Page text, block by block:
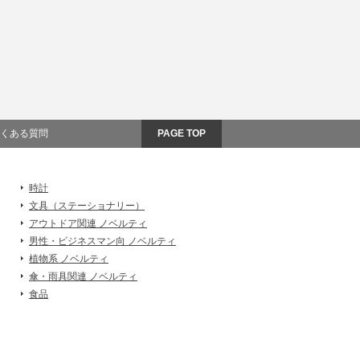
ある質問 PAGE TOP
時計
文具（ステーショナリー）
アウトドア関連 ノベルティ
男性・ビジネスマン向 ノベルティ
植物系 ノベルティ
傘・雨具関連 ノベルティ
食品